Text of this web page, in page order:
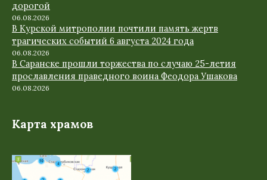
дорогой
06.08.2026
В Курской митрополии почтили память жертв
трагических событий 6 августа 2024 года
06.08.2026
В Саранске прошли торжества по случаю 25-летия
прославления праведного воина Феодора Ушакова
06.08.2026
Карта храмов